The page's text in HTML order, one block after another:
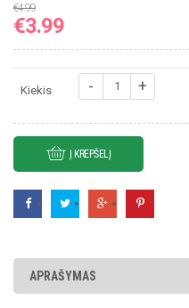
€4.99
Original
price
was:
€4.99.
€3.99Current
price
is:
€3.99.
Kiekis
produkto
kiekis:
Earned
Blood
Į KREPŠELĮ
APRAŠYMAS